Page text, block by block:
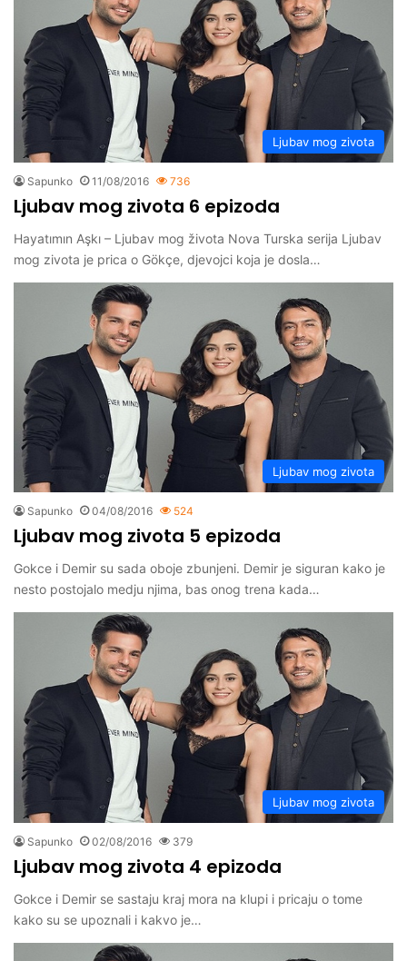
Ljubav mog zivota
Sapunko 11/08/2016 736
Ljubav mog zivota 6 epizoda
Hayatımın Aşkı – Ljubav mog života Nova Turska serija Ljubav
mog zivota je prica o Gökçe, djevojci koja je dosla…
Ljubav mog zivota
Sapunko 04/08/2016 524
Ljubav mog zivota 5 epizoda
Gokce i Demir su sada oboje zbunjeni. Demir je siguran kako je
nesto postojalo medju njima, bas onog trena kada…
Ljubav mog zivota
Sapunko 02/08/2016 379
Ljubav mog zivota 4 epizoda
Gokce i Demir se sastaju kraj mora na klupi i pricaju o tome
kako su se upoznali i kakvo je…